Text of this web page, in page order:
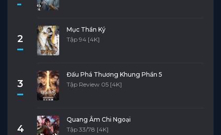
2
Mục Thần Ký
Tập 94 [4K]
3
Đấu Phá Thương Khung Phần 5
Tập Review 05 [4K]
4
Quang Âm Chi Ngoại
Tập 33/78 [4K]